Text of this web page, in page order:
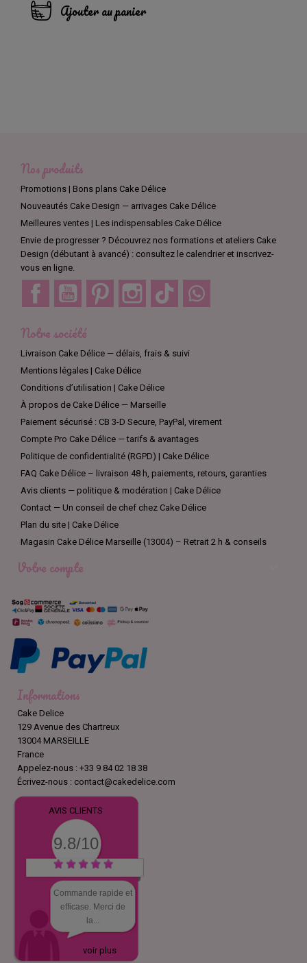
Ajouter au panier
Nos produits
Promotions | Bons plans Cake Délice
Nouveautés Cake Design — arrivages Cake Délice
Meilleures ventes | Les indispensables Cake Délice
Envie de progresser ? Découvrez nos formations et ateliers Cake
Design (débutant à avancé) : consultez le calendrier et inscrivez-
vous en ligne.
Facebook YouTube Pinterest Instagram TikTok
Notre société
Livraison Cake Délice — délais, frais & suivi
Mentions légales | Cake Délice
Conditions d’utilisation | Cake Délice
À propos de Cake Délice — Marseille
Paiement sécurisé : CB 3-D Secure, PayPal, virement
Compte Pro Cake Délice — tarifs & avantages
Politique de confidentialité (RGPD) | Cake Délice
FAQ Cake Délice – livraison 48 h, paiements, retours, garanties
Avis clients — politique & modération | Cake Délice
Contact — Un conseil de chef chez Cake Délice
Plan du site | Cake Délice
Magasin Cake Délice Marseille (13004) – Retrait 2 h & conseils
Votre compte
Informations
Cake Delice
129 Avenue des Chartreux
13004 MARSEILLE
France
Appelez-nous : +33 9 84 02 18 38
Écrivez-nous : contact@cakedelice.com
AVIS CLIENTS
9.8/10
Commande rapide et
efficase. Merci de
la...
voir plus